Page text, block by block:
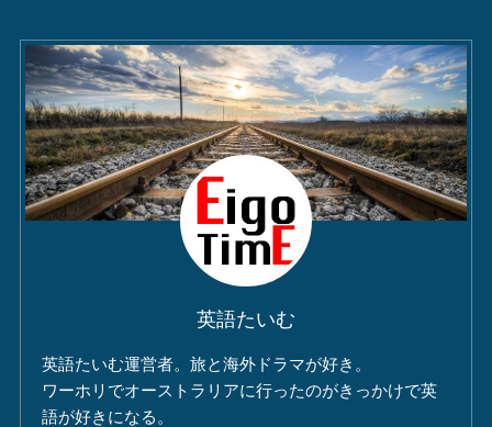
英語たいむ
英語たいむ運営者。旅と海外ドラマが好き。
ワーホリでオーストラリアに行ったのがきっかけで英
語が好きになる。